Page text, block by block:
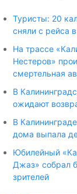
Туристы: 20
сняли с рейса
На трассе
Нестеров»
смертельная
В
ожидают
В
дома выпала
Юбилейный
Джаз» собрал
зрителей